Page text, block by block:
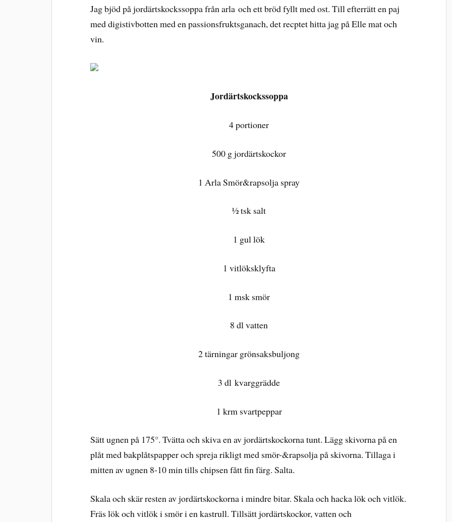
Jag bjöd på jordärtskockssoppa från arla och ett bröd fyllt med ost. Till efterrätt en paj
med digistivbotten med en passionsfruktsganach, det recptet hitta jag på Elle mat och
vin.
Jordärtskockssoppa
4 portioner
500 g jordärtskockor
1 Arla Smör&rapsolja spray
½ tsk salt
1 gul lök
1 vitlöksklyfta
1 msk smör
8 dl vatten
2 tärningar grönsaksbuljong
3 dl kvarggrädde
1 krm svartpeppar
Sätt ugnen på 175°. Tvätta och skiva en av jordärtskockorna tunt. Lägg skivorna på en
plåt med bakplåtspapper och spreja rikligt med smör-&rapsolja på skivorna. Tillaga i
mitten av ugnen 8-10 min tills chipsen fått fin färg. Salta.
Skala och skär resten av jordärtskockorna i mindre bitar. Skala och hacka lök och vitlök.
Fräs lök och vitlök i smör i en kastrull. Tillsätt jordärtskockor, vatten och